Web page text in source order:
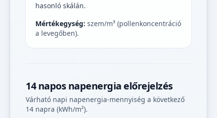
hasonló skálán.
Mértékegység: szem/m³ (pollenkoncentráció
a levegőben).
14 napos napenergia előrejelzés
Várható napi napenergia-mennyiség a következő
14 napra (kWh/m²).